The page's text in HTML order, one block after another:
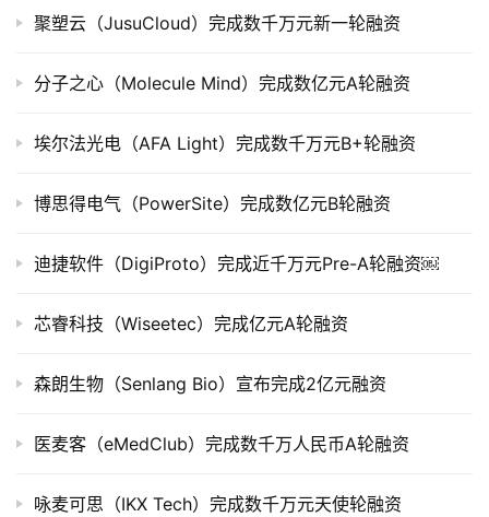
司
上
投
据
创
学
聚塑云（JusuCloud）完成数千万元新一轮融资
分子之心（Molecule Mind）完成数亿元A轮融资
埃尔法光电（AFA Light）完成数千万元B+轮融资
博思得电气（PowerSite）完成数亿元B轮融资
迪捷软件（DigiProto）完成近千万元Pre-A轮融资￼
芯睿科技（Wiseetec）完成亿元A轮融资
森朗生物（Senlang Bio）宣布完成2亿元融资
医麦客（eMedClub）完成数千万人民币A轮融资
咏麦可思（IKX Tech）完成数千万元天使轮融资